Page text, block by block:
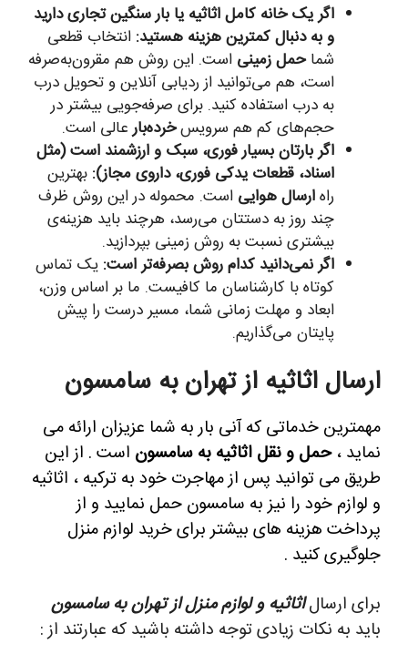
اگر یک خانه کامل اثاثیه یا بار سنگین تجاری دارید
و به دنبال کمترین هزینه هستید: انتخاب قطعی
شماحمل زمینی است. این روش هم مقرون‌به‌صرفه
است، هم می‌توانید از ردیابی آنلاین و تحویل درب
به درب استفاده کنید. برای صرفه‌جویی بیشتر در
حجم‌های کم هم سرویسخرده‌بارعالی است.
اگر بارتان بسیار فوری، سبک و ارزشمند است (مثل
اسناد، قطعات یدکی فوری، داروی مجاز): بهترین
راهارسال هوایی است. محموله در این روش ظرف
چند روز به دستتان می‌رسد، هرچند باید هزینه‌ی
بیشتری نسبت به روش زمینی بپردازید.
اگر نمی‌دانید کدام روش بصرفه‌تر است: یک تماس
کوتاه با کارشناسان ما کافیست. ما بر اساس وزن،
ابعاد و مهلت زمانی شما، مسیر درست را پیش
پایتان می‌گذاریم.
ارسال اثاثیه از تهران به سامسون
مهمترین خدماتی که آنی بار به شما عزیزان ارائه می
نماید ،حمل و نقل اثاثیه به سامسون است . از این
طریق می توانید پس از مهاجرت خود به ترکیه ، اثاثیه
و لوازم خود را نیز به سامسون حمل نمایید و از
پرداخت هزینه های بیشتر برای خرید لوازم منزل
جلوگیری کنید .
برای ارسالاثاثیه و لوازم منزل از تهران بهسامسون
باید به نکات زیادی توجه داشته باشید که عبارتند از :